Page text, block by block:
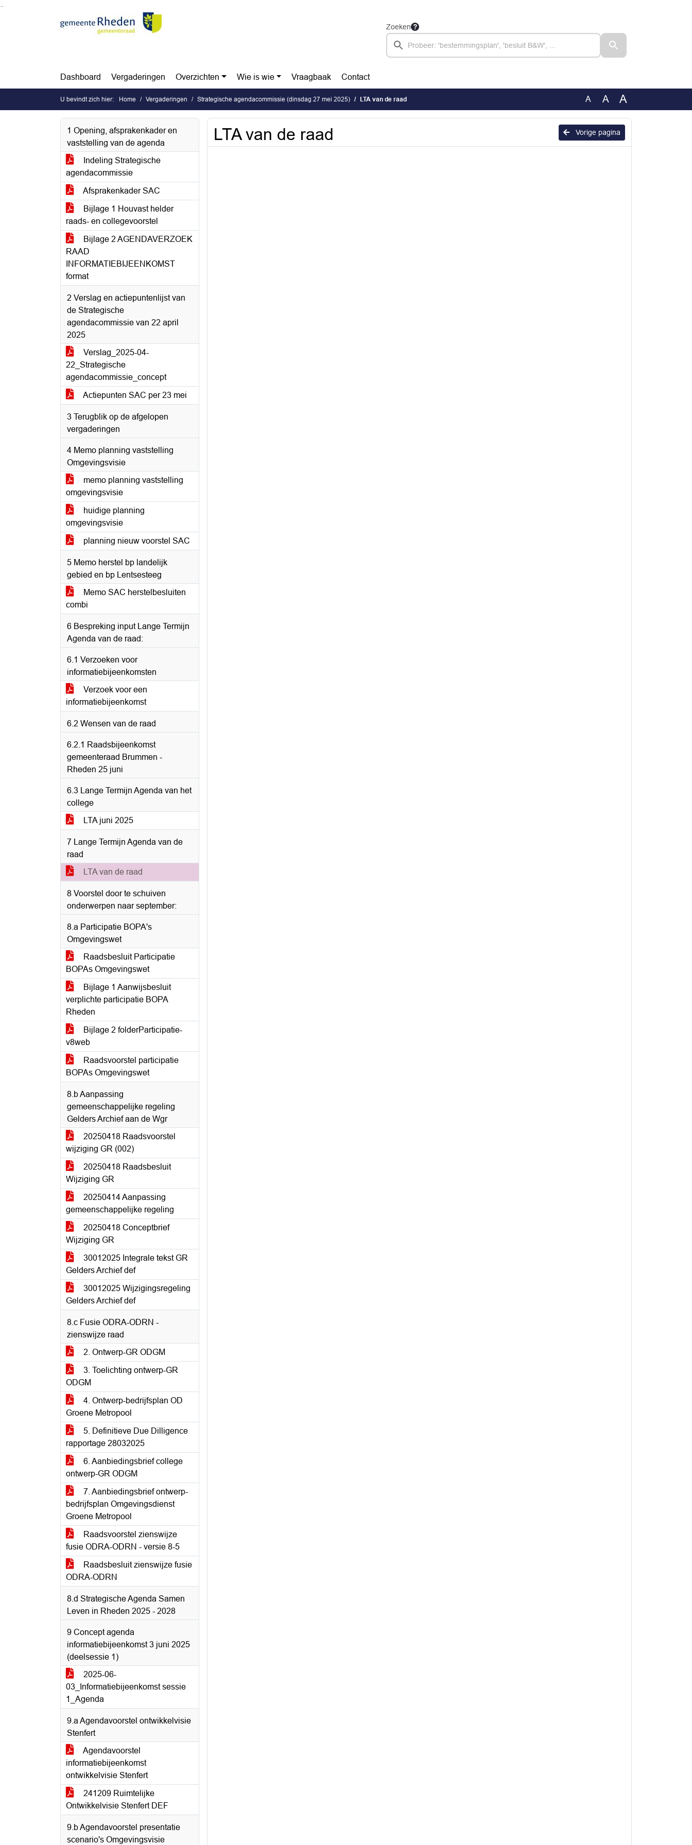
Zoeken
Dashboard Vergaderingen Overzichten Wie is wie Vraagbaak Contact
U bevindt zich hier: Home Vergaderingen Strategische agendacommissie (dinsdag 27 mei 2025) LTA van de raad A A A
1 Opening, afsprakenkader en
vaststelling van de agenda
Indeling Strategische
agendacommissie
Afsprakenkader SAC
Bijlage 1 Houvast helder
raads- en collegevoorstel
Bijlage 2 AGENDAVERZOEK
RAAD
INFORMATIEBIJEENKOMST
format
2 Verslag en actiepuntenlijst van
de Strategische
agendacommissie van 22 april
2025
Verslag_2025-04-
22_Strategische
agendacommissie_concept
Actiepunten SAC per 23 mei
3 Terugblik op de afgelopen
vergaderingen
4 Memo planning vaststelling
Omgevingsvisie
memo planning vaststelling
omgevingsvisie
huidige planning
omgevingsvisie
planning nieuw voorstel SAC
5 Memo herstel bp landelijk
gebied en bp Lentsesteeg
Memo SAC herstelbesluiten
combi
6 Bespreking input Lange Termijn
Agenda van de raad:
6.1 Verzoeken voor
informatiebijeenkomsten
Verzoek voor een
informatiebijeenkomst
6.2 Wensen van de raad
6.2.1 Raadsbijeenkomst
gemeenteraad Brummen -
Rheden 25 juni
6.3 Lange Termijn Agenda van het
college
LTA juni 2025
7 Lange Termijn Agenda van de
raad
LTA van de raad
8 Voorstel door te schuiven
onderwerpen naar september:
8.a Participatie BOPA's
Omgevingswet
Raadsbesluit Participatie
BOPAs Omgevingswet
Bijlage 1 Aanwijsbesluit
verplichte participatie BOPA
Rheden
Bijlage 2 folderParticipatie-
v8web
Raadsvoorstel participatie
BOPAs Omgevingswet
8.b Aanpassing
gemeenschappelijke regeling
Gelders Archief aan de Wgr
20250418 Raadsvoorstel
wijziging GR (002)
20250418 Raadsbesluit
Wijziging GR
20250414 Aanpassing
gemeenschappelijke regeling
20250418 Conceptbrief
Wijziging GR
30012025 Integrale tekst GR
Gelders Archief def
30012025 Wijzigingsregeling
Gelders Archief def
8.c Fusie ODRA-ODRN -
zienswijze raad
2. Ontwerp-GR ODGM
3. Toelichting ontwerp-GR
ODGM
4. Ontwerp-bedrijfsplan OD
Groene Metropool
5. Definitieve Due Dilligence
rapportage 28032025
6. Aanbiedingsbrief college
ontwerp-GR ODGM
7. Aanbiedingsbrief ontwerp-
bedrijfsplan Omgevingsdienst
Groene Metropool
Raadsvoorstel zienswijze
fusie ODRA-ODRN - versie 8-5
Raadsbesluit zienswijze fusie
ODRA-ODRN
8.d Strategische Agenda Samen
Leven in Rheden 2025 - 2028
9 Concept agenda
informatiebijeenkomst 3 juni 2025
(deelsessie 1)
2025-06-
03_Informatiebijeenkomst sessie
1_Agenda
9.a Agendavoorstel ontwikkelvisie
Stenfert
Agendavoorstel
informatiebijeenkomst
ontwikkelvisie Stenfert
241209 Ruimtelijke
Ontwikkelvisie Stenfert DEF
9.b Agendavoorstel presentatie
scenario's Omgevingsvisie
Vorige pagina
LTA van de raad